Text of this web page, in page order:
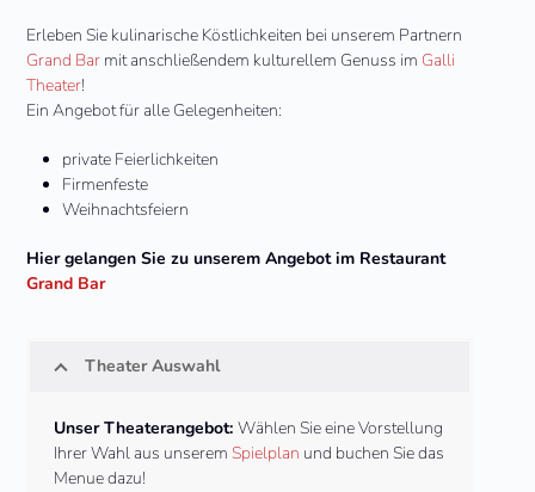
Erleben Sie kulinarische Köstlichkeiten bei unserem Partnern
Grand Bar mit anschließendem kulturellem Genuss im Galli
Theater!
Ein Angebot für alle Gelegenheiten:
private Feierlichkeiten
Firmenfeste
Weihnachtsfeiern
Hier gelangen Sie zu unserem Angebot im Restaurant
Grand Bar
Theater Auswahl
Unser Theaterangebot:Wählen Sie eine Vorstellung
Ihrer Wahl aus unseremSpielplan und buchen Sie das
Menue dazu!